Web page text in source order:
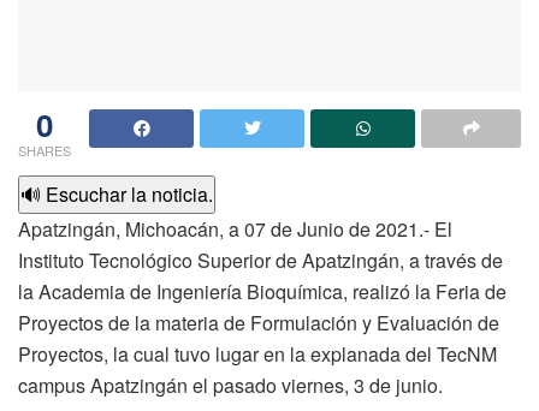
0
SHARES
🔊 Escuchar la noticia.
Apatzingán, Michoacán, a 07 de Junio de 2021.- El
Instituto Tecnológico Superior de Apatzingán, a través de
la Academia de Ingeniería Bioquímica, realizó la Feria de
Proyectos de la materia de Formulación y Evaluación de
Proyectos, la cual tuvo lugar en la explanada del TecNM
campus Apatzingán el pasado viernes, 3 de junio.